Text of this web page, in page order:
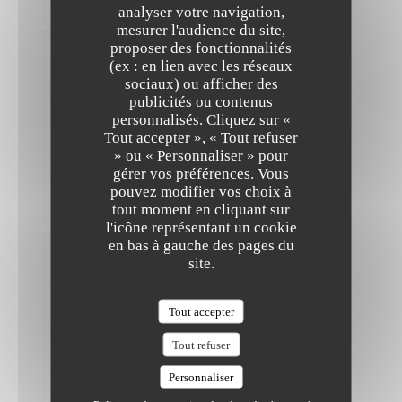
analyser votre navigation,
mesurer l'audience du site,
proposer des fonctionnalités
(ex : en lien avec les réseaux
sociaux) ou afficher des
publicités ou contenus
personnalisés. Cliquez sur «
Tout accepter », « Tout refuser
» ou « Personnaliser » pour
gérer vos préférences. Vous
pouvez modifier vos choix à
tout moment en cliquant sur
l'icône représentant un cookie
en bas à gauche des pages du
site.
Tout accepter
Tout refuser
Personnaliser
Ambiance
Cuisine
Qualité /
Rebecca
The Friendly Kitchen